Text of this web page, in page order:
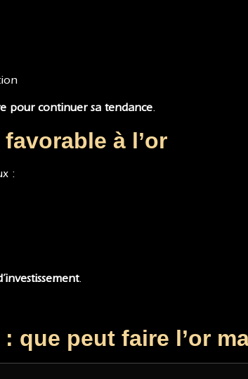
pour continuer sa tendance.
à l’or
:
.
que peut faire l’or